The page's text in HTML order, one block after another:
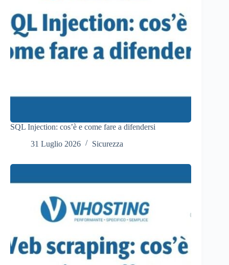
SQL Injection: cos’è e come fare a difendersi
31 Luglio 2026
Sicurezza